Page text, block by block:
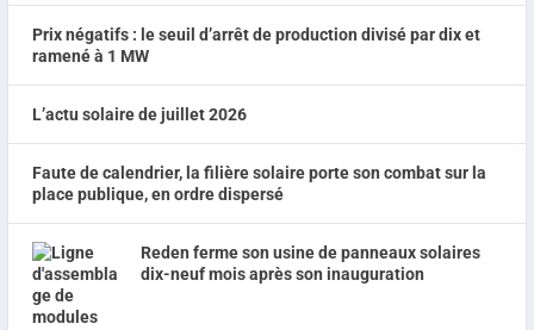
Prix négatifs : le seuil d’arrêt de production divisé par dix et
ramené à 1 MW
L’actu solaire de juillet 2026
Faute de calendrier, la filière solaire porte son combat sur la
place publique, en ordre dispersé
Reden ferme son usine de panneaux solaires
dix-neuf mois après son inauguration